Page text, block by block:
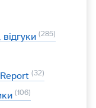
285
32
106